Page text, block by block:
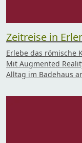
Zeitreise in
Erlebe das römische
Mit Augmented
Alltag im Badehaus